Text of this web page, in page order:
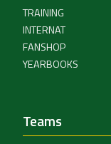
TRAINING
INTERNAT
FANSHOP
YEARBOOKS
Teams